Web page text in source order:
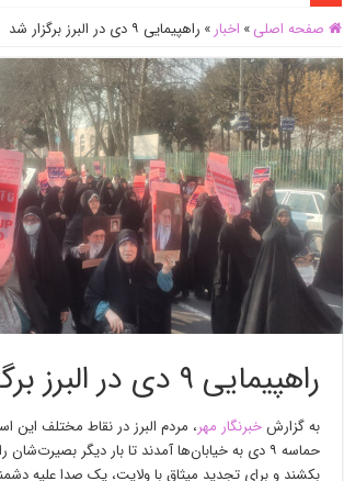
صفحه اصلی » اخبار » راهپیمایی ۹ دی در البرز برگزار شد
راهپیمایی ۹ دی در البرز برگزار شد
به گزارشخبرنگار مهر، مردم البرز در نقاط مختلف این
حماسه ۹ دی به خیابان‌ها آمدند تا بار دیگر
بکشند و برای تجدید میثاق با ولایت، یک صدا علیه